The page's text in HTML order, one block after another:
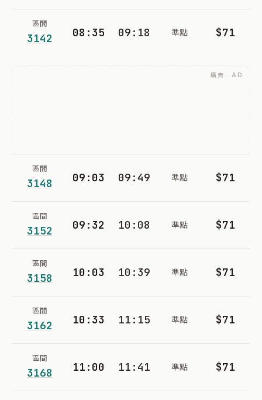
區間
3142 08:35 09:18 準點 $71
廣告 · AD
區間
3148 09:03 09:49 準點 $71
區間
3152 09:32 10:08 準點 $71
區間
3158 10:03 10:39 準點 $71
區間
3162 10:33 11:15 準點 $71
區間
3168 11:00 11:41 準點 $71